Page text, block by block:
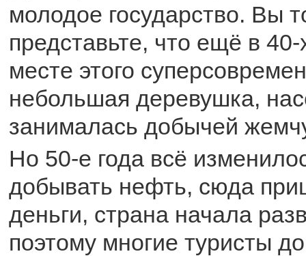
молодое государство. Вы
представьте, что ещё в
месте этого
небольшая деревушка,
занималась добычей
Но 50-е года всё
добывать нефть, сюда
деньги, страна начала
поэтому многие туристы